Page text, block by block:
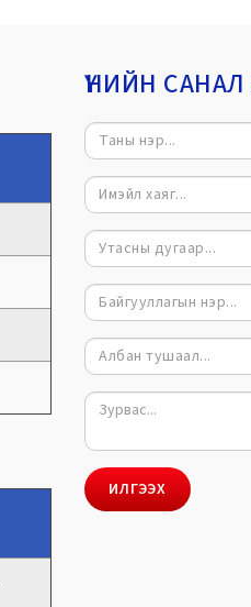
ҮНИЙН САНАЛ
ИЛГЭЭХ